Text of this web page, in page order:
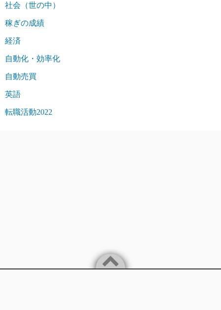
社会（世の中）
稼ぎの成績
経済
自動化・効率化
自動売買
英語
転職活動2022